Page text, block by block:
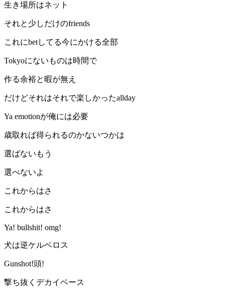
生き場所はネット
それと少しだけのfriends
これにbetしてる今にかける全部
Tokyoにないものは時間で
作る余裕と暇が無え
だけどそれはそれで楽しかったallday
Ya emotionが俺には必要
歳取れば得られるのかないつかは
選ばないもう
選べないよ
これからはさ
これからはさ
Ya! bullshit! omg!
犬は逆ケルベロス
Gunshot!頭!
撃ち抜くデカイベース